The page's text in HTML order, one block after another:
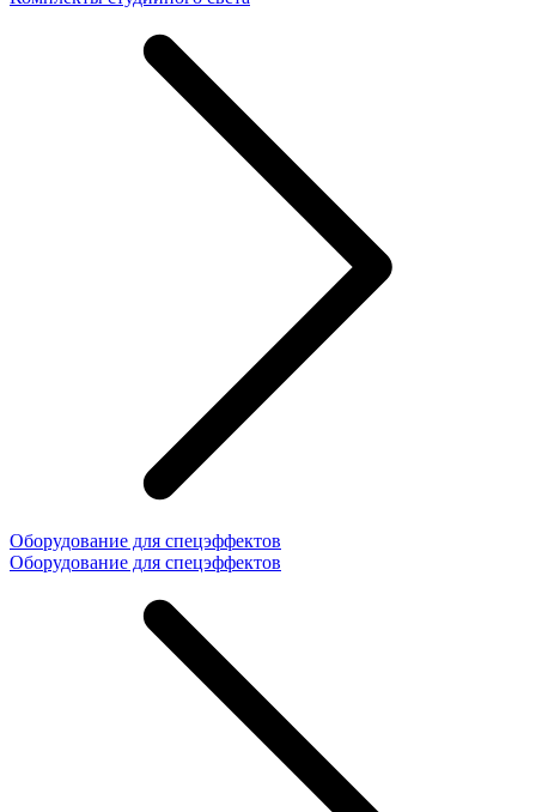
Оборудование для спецэффектов
Оборудование для спецэффектов